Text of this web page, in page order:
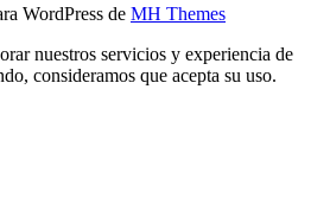
WordPress de MH Themes
nuestros servicios y experiencia de
consideramos que acepta su uso.